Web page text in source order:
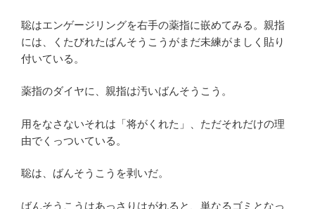
聡はエンゲージリングを右手の薬指に嵌めてみる。親指
には、くたびれたばんそうこうがまだ未練がましく貼り
付いている。
薬指のダイヤに、親指は汚いばんそうこう。
用をなさないそれは「将がくれた」、ただそれだけの理
由でくっついている。
聡は、ばんそうこうを剥いだ。
ばんそうこうはあっさりはがれると、単なるゴミとなっ